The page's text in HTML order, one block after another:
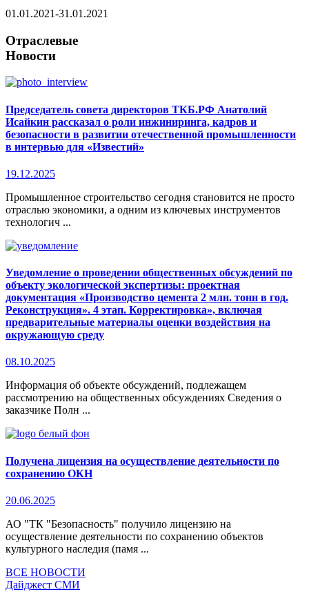
01.01.2021-31.01.2021
Отраслевые
Новости
Председатель совета директоров ТКБ.РФ Анатолий
Исайкин рассказал о роли инжиниринга, кадров и
безопасности в развитии отечественной промышленности
в интервью для «Известий»
19.12.2025
Промышленное строительство сегодня становится не просто
отраслью экономики, а одним из ключевых инструментов
технологич ...
Уведомление о проведении общественных обсуждений по
объекту экологической экспертизы: проектная
документация «Производство цемента 2 млн. тонн в год.
Реконструкция». 4 этап. Корректировка», включая
предварительные материалы оценки воздействия на
окружающую среду
08.10.2025
Информация об объекте обсуждений, подлежащем
рассмотрению на общественных обсуждениях Сведения о
заказчике Полн ...
Получена лицензия на осуществление деятельности по
сохранению ОКН
20.06.2025
АО "ТК "Безопасность" получило лицензию на
осуществление деятельности по сохранению объектов
культурного наследия (памя ...
ВСЕ НОВОСТИ
Дайджест СМИ